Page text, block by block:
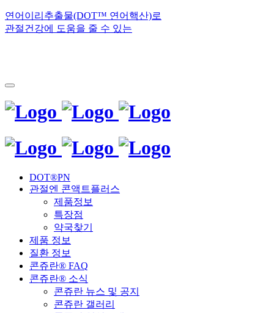
연어이리추출물(DOT™ 연어핵산)로
관절건강에 도움을 줄 수 있는
DOT®PN
관절엔 콘액트플러스
제품정보
특장점
약국찾기
제품 정보
질환 정보
콘쥬란® FAQ
콘쥬란® 소식
콘쥬란 뉴스 및 공지
콘쥬란 갤러리